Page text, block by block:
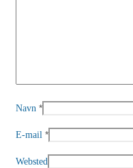
Navn *
E-mail *
Websted